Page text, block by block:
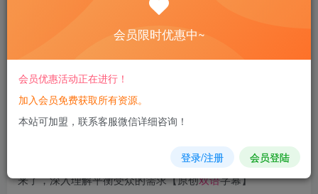
此内容为付费资源，请付费后查看
￥8.8
黄金会员免费 钻石会员免费
您当前未登录！建议登陆后购买，可保存购买订单
课，AI时代营销难平衡？既抓用户又讨好算法的秘诀
来了，深入理解平衡受众的需求【原创双语字幕】
会员限时优惠中~
会员优惠活动正在进行！
加入会员免费获取所有资源。
本站可加盟，联系客服微信详细咨询！
登录/注册 会员登陆